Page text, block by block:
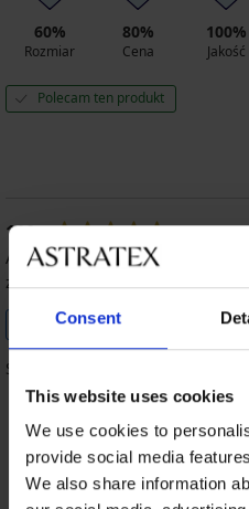
Consent
This website uses cookies
We use cookies to
provide social media
We also share information
60%
Rozmiar
80%
Cena
100%
Jakość
Polecam ten produkt
100
Agnieszka
04. 01. 2026
zakupiony rozmiar 95/E
Sprawdzony klient
Śliczy uroczy i wygodny stanik
100%
Rozmiar
60%
Cena
80%
Jakość